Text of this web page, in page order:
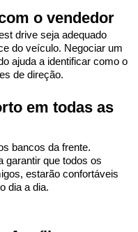
o vendedor
drive seja adequado
do veículo. Negociar um
ajuda a identificar como o
de direção.
em todas as
bancos da frente.
garantir que todos os
estarão confortáveis
dia a dia.